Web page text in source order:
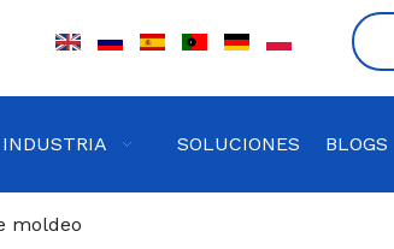
INDUSTRIA SOLUCIONES BLOGS
moldeo